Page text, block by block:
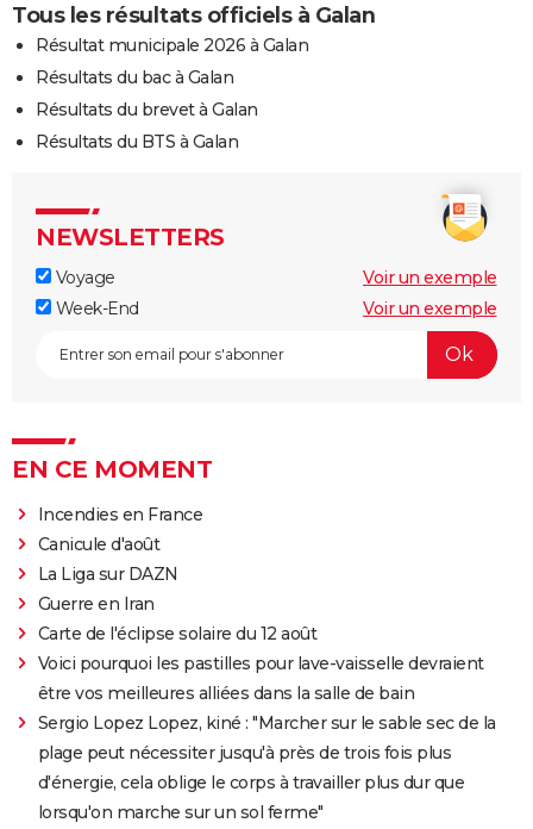
Tous les résultats officiels à Galan
Résultat municipale 2026 à Galan
Résultats du bac à Galan
Résultats du brevet à Galan
Résultats du BTS à Galan
NEWSLETTERS
Voyage
Voir un exemple
Week-End
Voir un exemple
EN CE MOMENT
Incendies en France
Canicule d'août
La Liga sur DAZN
Guerre en Iran
Carte de l'éclipse solaire du 12 août
Voici pourquoi les pastilles pour lave-vaisselle devraient
être vos meilleures alliées dans la salle de bain
Sergio Lopez Lopez, kiné : "Marcher sur le sable sec de la
plage peut nécessiter jusqu'à près de trois fois plus
d'énergie, cela oblige le corps à travailler plus dur que
lorsqu'on marche sur un sol ferme"